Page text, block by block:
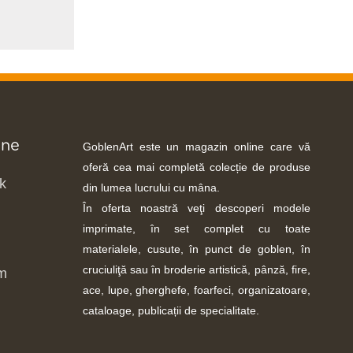
GoblenArt este un magazin online care vă
oferă cea mai completă colecție de produse
din lumea lucrului cu mâna.
În oferta noastră veţi descoperi modele
imprimate, în set complet cu toate
materialele, cusute, în punct de goblen, în
cruciuliţă sau în broderie artistică, pânză, fire,
ace, lupe, gherghefe, foarfeci, organizatoare,
cataloage, publicații de specialitate.